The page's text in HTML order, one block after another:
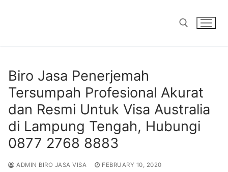
Biro Jasa Penerjemah
Tersumpah Profesional Akurat
dan Resmi Untuk Visa Australia
di Lampung Tengah, Hubungi
0877 2768 8883
ADMIN BIRO JASA VISA
FEBRUARY 10, 2020